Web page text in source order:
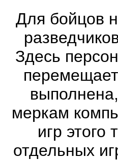
Для бойцов
Здесь
меркам
игр
отдельных